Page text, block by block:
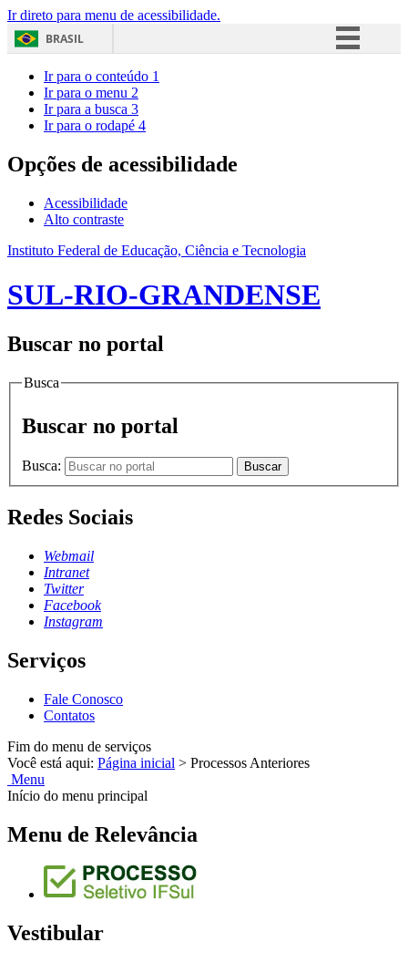
Ir direto para menu de acessibilidade.
BRASIL
Acesso à informação
Ir para o conteúdo 1
Ir para o menu 2
Ir para a busca 3
Ir para o rodapé 4
Opções de acessibilidade
Acessibilidade
Alto contraste
Instituto Federal de Educação, Ciência e Tecnologia
SUL-RIO-GRANDENSE
Buscar no portal
Busca
Buscar no portal
Busca: Buscar
Redes Sociais
Webmail
Intranet
Twitter
Facebook
Instagram
Serviços
Fale Conosco
Contatos
Fim do menu de serviços
Você está aqui: Página inicial > Processos Anteriores
Menu
Início do menu principal
Menu de Relevância
Vestibular